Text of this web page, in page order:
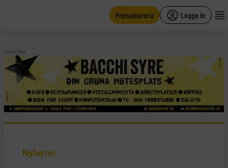
Prenumerera Logga in
ANNONS
Nyheter